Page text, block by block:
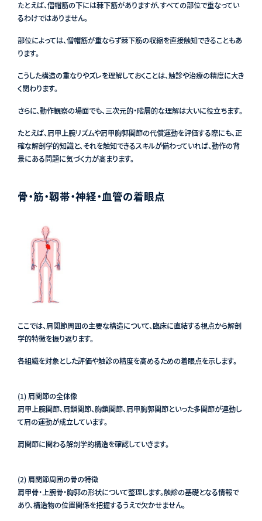
たとえば、僧帽筋の下には棘下筋がありますが、すべての部位で重なってい
るわけではありません。
部位によっては、僧帽筋が重ならず棘下筋の収縮を直接触知できることもあ
ります。
こうした構造の重なりやズレを理解しておくことは、触診や治療の精度に大き
く関わります。
さらに、動作観察の場面でも、三次元的・階層的な理解は大いに役立ちます。
たとえば、肩甲上腕リズムや肩甲胸郭関節の代償運動を評価する際にも、正
確な解剖学的知識と、それを触知できるスキルが備わっていれば、動作の背
景にある問題に気づく力が高まります。
骨・筋・靱帯・神経・血管の着眼点
ここでは、肩関節周囲の主要な構造について、臨床に直結する視点から解剖
学的特徴を振り返ります。
各組織を対象とした評価や触診の精度を高めるための着眼点を示します。
(1) 肩関節の全体像
肩甲上腕関節、肩鎖関節、胸鎖関節、肩甲胸郭関節といった多関節が連動し
て肩の運動が成立しています。
肩関節に関わる解剖学的構造を確認していきます。
(2) 肩関節周囲の骨の特徴
肩甲骨・上腕骨・胸郭の形状について整理します。触診の基礎となる情報で
あり、構造物の位置関係を把握するうえで欠かせません。